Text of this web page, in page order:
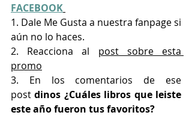
FACEBOOK
1. Dale Me Gusta a nuestra fanpage si
aún no lo haces.
2. Reacciona al post sobre esta
promo
3. En los comentarios de ese
post dinos ¿Cuáles libros que leiste
este año fueron tus favoritos?